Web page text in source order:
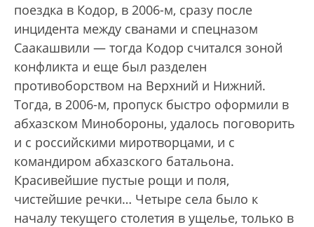
поездка в Кодор, в 2006-м, сразу после
инцидента между сванами и спецназом
Саакашвили — тогда Кодор считался зоной
конфликта и еще был разделен
противоборством на Верхний и Нижний.
Тогда, в 2006-м, пропуск быстро оформили в
абхазском Минобороны, удалось поговорить
и с российскими миротворцами, и с
командиром абхазского батальона.
Красивейшие пустые рощи и поля,
чистейшие речки… Четыре села было к
началу текущего столетия в ущелье, только в